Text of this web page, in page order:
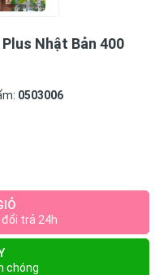
Nhật Bản 400
0503006
trả 24h
chóng